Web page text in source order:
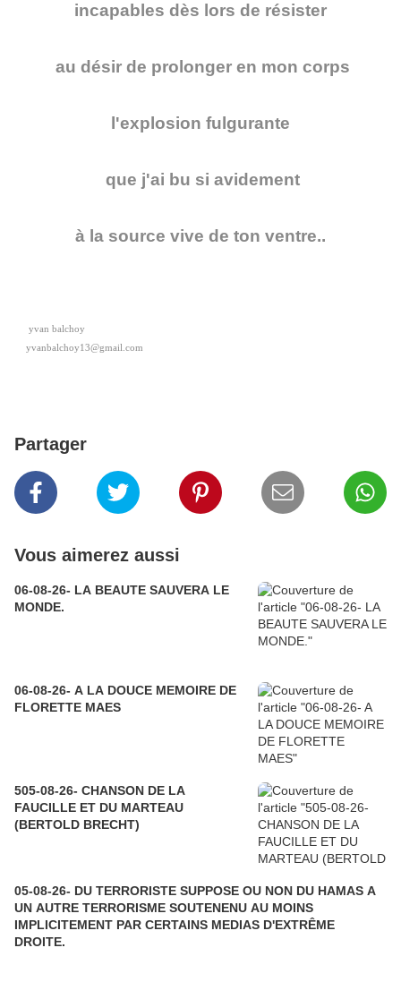
incapables dès lors de résister
au désir de prolonger en mon corps
l'explosion fulgurante
que j'ai bu si avidement
à la source vive de ton ventre..
yvan balchoy
yvanbalchoy13@gmail.com
Partager
Vous aimerez aussi
06-08-26- LA BEAUTE SAUVERA LE
MONDE.
06-08-26- A LA DOUCE MEMOIRE DE
FLORETTE MAES
505-08-26- CHANSON DE LA
FAUCILLE ET DU MARTEAU
(BERTOLD BRECHT)
05-08-26- DU TERRORISTE SUPPOSE OU NON DU HAMAS A
UN AUTRE TERRORISME SOUTENENU AU MOINS
IMPLICITEMENT PAR CERTAINS MEDIAS D'EXTRÊME
DROITE.